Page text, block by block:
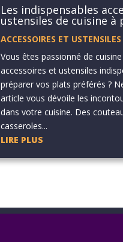
Les indispensables
ustensiles de cuisine à
ACCESSOIRES ET
Vous êtes passionné de
accessoires et ustensiles
préparer vos plats préférés ?
article vous dévoile les
dans votre cuisine. Des
casseroles...
LIRE PLUS